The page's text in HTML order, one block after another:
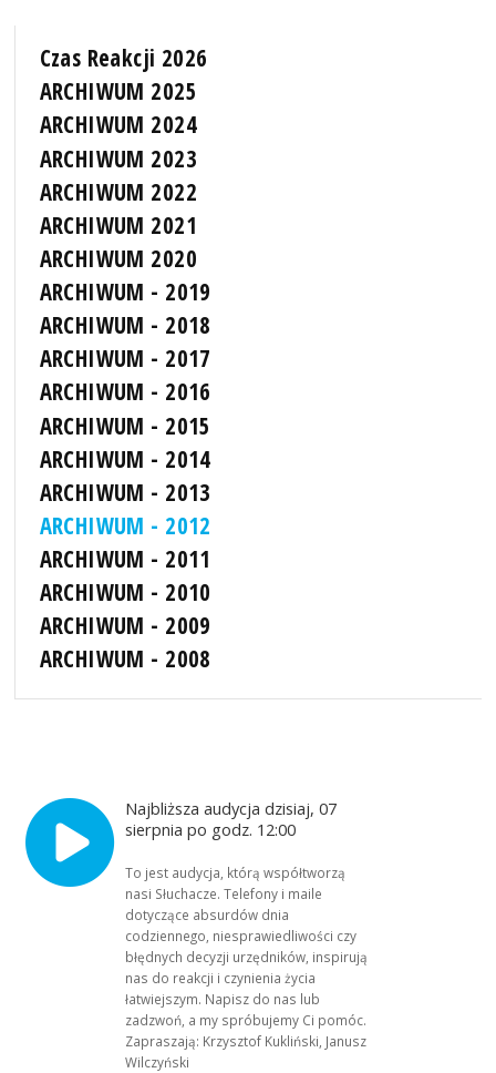
Czas Reakcji 2026
ARCHIWUM 2025
ARCHIWUM 2024
ARCHIWUM 2023
ARCHIWUM 2022
ARCHIWUM 2021
ARCHIWUM 2020
ARCHIWUM - 2019
ARCHIWUM - 2018
ARCHIWUM - 2017
ARCHIWUM - 2016
ARCHIWUM - 2015
ARCHIWUM - 2014
ARCHIWUM - 2013
ARCHIWUM - 2012
ARCHIWUM - 2011
ARCHIWUM - 2010
ARCHIWUM - 2009
ARCHIWUM - 2008
Najbliższa audycja dzisiaj, 07
sierpnia po godz. 12:00
To jest audycja, którą współtworzą
nasi Słuchacze. Telefony i maile
dotyczące absurdów dnia
codziennego, niesprawiedliwości czy
błędnych decyzji urzędników, inspirują
nas do reakcji i czynienia życia
łatwiejszym. Napisz do nas lub
zadzwoń, a my spróbujemy Ci pomóc.
Zapraszają: Krzysztof Kukliński, Janusz
Wilczyński